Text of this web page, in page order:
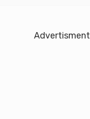
Advertisment